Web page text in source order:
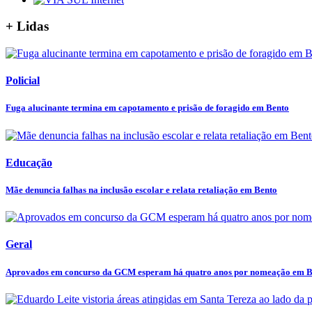
+ Lidas
Policial
Fuga alucinante termina em capotamento e prisão de foragido em Bento
Educação
Mãe denuncia falhas na inclusão escolar e relata retaliação em Bento
Geral
Aprovados em concurso da GCM esperam há quatro anos por nomeação em